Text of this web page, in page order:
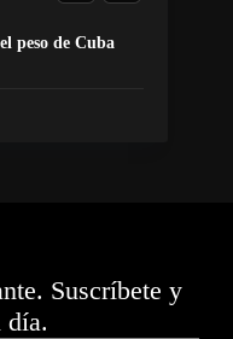
peso de Cuba
Suscríbete y
día.